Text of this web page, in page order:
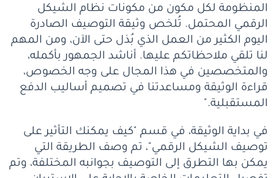
المنظومة لكل مكون من مكونات نظام الشيكل
الرقمي المحتمل. تُلخص وثيقة التوصيف الصادرة
اليوم الكثير من العمل الذي بُذل حتى الآن، ومن المهم
لنا تلقي ملاحظاتكم عليها. أناشد الجمهور بأكمله،
والمتخصصين في هذا المجال على وجه الخصوص،
قراءة الوثيقة ومساعدتنا في تصميم أساليب الدفع
المستقبلية."
في بداية الوثيقة، في قسم "كيف يمكنك التأثير على
توصيف الشيكل الرقمي"، تم وصف الطريقة التي
يمكن بها التطرق إلى التوصيف بجوانبه المختلفة، وتم